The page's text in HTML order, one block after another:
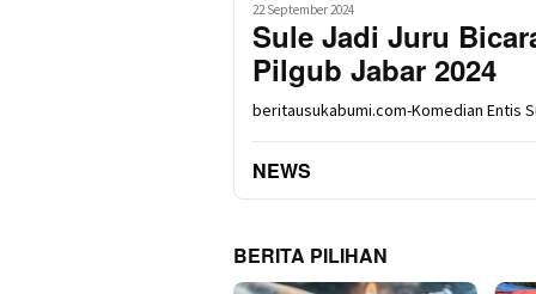
22 September 2024
Sule Jadi Juru
Pilgub Jabar 2024
beritausukabumi.com-Komedian Entis
NEWS
BERITA PILIHAN